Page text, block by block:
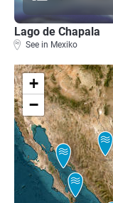
Lago de Chapala
See in Mexiko
+
−